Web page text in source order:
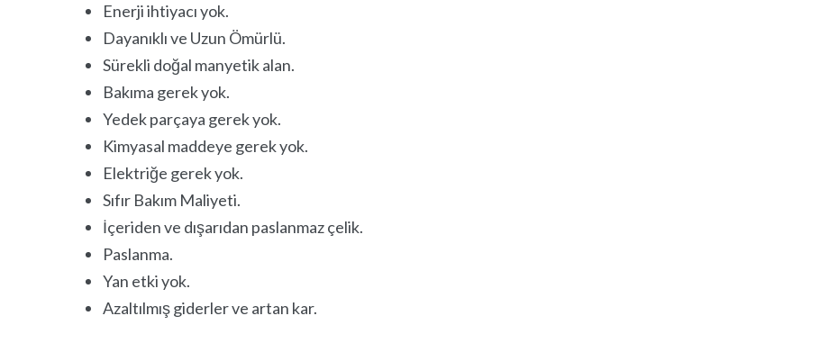
Enerji ihtiyacı yok.
Dayanıklı ve Uzun Ömürlü.
Sürekli doğal manyetik alan.
Bakıma gerek yok.
Yedek parçaya gerek yok.
Kimyasal maddeye gerek yok.
Elektriğe gerek yok.
Sıfır Bakım Maliyeti.
İçeriden ve dışarıdan paslanmaz çelik.
Paslanma.
Yan etki yok.
Azaltılmış giderler ve artan kar.